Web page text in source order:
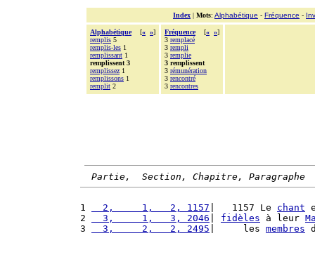
Index | Mots: Alphabétique - Fréquence -
Alphabétique [« »]
remplis 5
remplis-les 1
remplissant 1
remplissent 3
remplissez 1
remplissons 1
remplit 2
Fréquence [« »]
3 remplacé
3 rempli
3 remplie
3 remplissent
3 rémunération
3 rencontré
3 rencontres
Partie,  Section, Chapitre, Paragraphe
1
  2,     1,   2, 1157
|   1157 Le chant
2
  3,     1,   3, 2046
fidèles à leur
3
  3,     2,   2, 2495
|     les membres